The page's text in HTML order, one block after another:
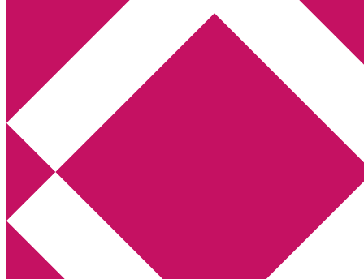
Annikas litteratur- och kulturblogg
Deckare, kriminalromaner, thrillers
Hem
Boktolva